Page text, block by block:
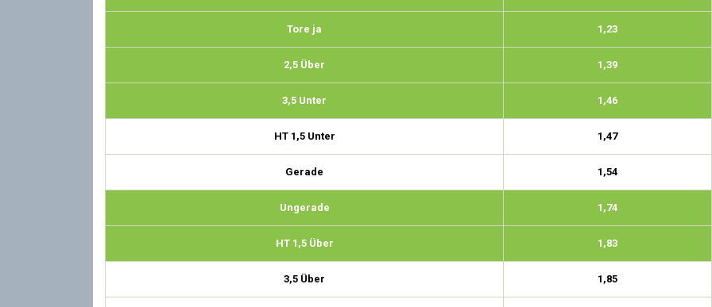
Tore ja 1,23
2,5 Über 1,39
3,5 Unter 1,46
HT 1,5 Unter 1,47
Gerade 1,54
Ungerade 1,74
HT 1,5 Über 1,83
3,5 Über 1,85